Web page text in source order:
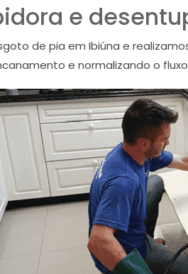
e
de pia em Ibiúna e
e normalizando o